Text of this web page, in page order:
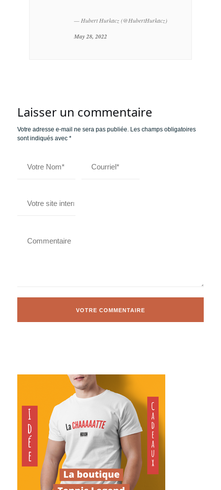
— Hubert Hurkacz (@HubertHurkacz)
May 28, 2022
Laisser un commentaire
Votre adresse e-mail ne sera pas publiée. Les champs obligatoires
sont indiqués avec *